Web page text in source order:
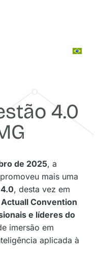
4.0
de 2025, a
mais uma
, desta vez em
Actuall Convention
e líderes do
imersão em
aplicada à